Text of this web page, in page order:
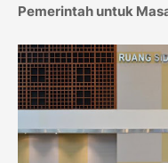
Pemerintah untuk